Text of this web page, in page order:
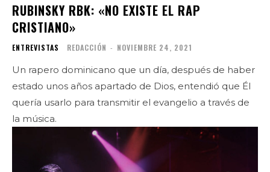
RUBINSKY RBK: «NO EXISTE EL RAP
CRISTIANO»
ENTREVISTAS REDACCIÓN - NOVIEMBRE 24, 2021
Un rapero dominicano que un día, después de haber
estado unos años apartado de Dios, entendió que Él
quería usarlo para transmitir el evangelio a través de
la música.